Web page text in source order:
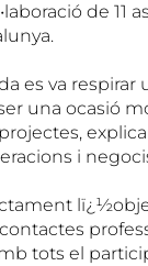
de 11
es va respirar
una ocasió
i
tots el